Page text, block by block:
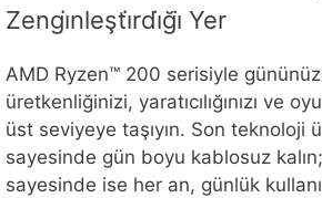
Zengi̇nleşti̇rdi̇ği̇ Yer
AMD Ryzen™ 200 serisiyle
üretkenliğinizi, yaratıcılığınızı ve
üst seviyeye taşıyın. Son teknoloji
sayesinde gün boyu kablosuz
sayesinde ise her an, günlük